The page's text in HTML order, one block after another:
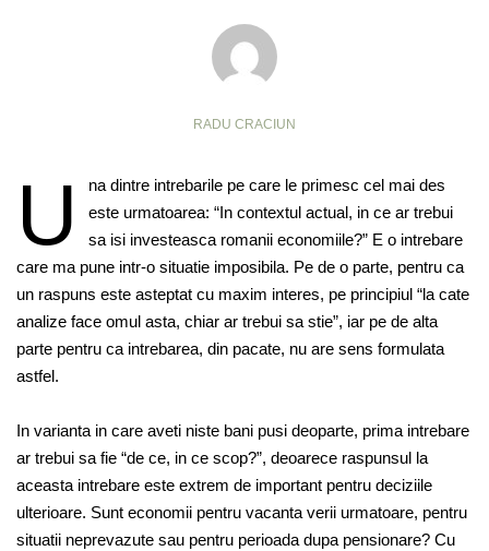
RADU CRACIUN
U
na dintre intrebarile pe care le primesc cel mai des
este urmatoarea: “In contextul actual, in ce ar trebui
sa isi investeasca romanii economiile?” E o intrebare
care ma pune intr-o situatie imposibila. Pe de o parte, pentru ca
un raspuns este asteptat cu maxim interes, pe principiul “la cate
analize face omul asta, chiar ar trebui sa stie”, iar pe de alta
parte pentru ca intrebarea, din pacate, nu are sens formulata
astfel.
In varianta in care aveti niste bani pusi deoparte, prima intrebare
ar trebui sa fie “de ce, in ce scop?”, deoarece raspunsul la
aceasta intrebare este extrem de important pentru deciziile
ulterioare. Sunt economii pentru vacanta verii urmatoare, pentru
situatii neprevazute sau pentru perioada dupa pensionare? Cu